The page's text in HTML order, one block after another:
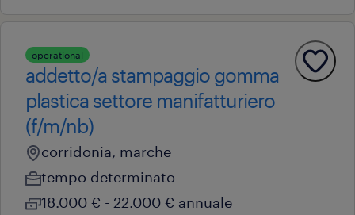
operational
addetto/a stampaggio gomma
plastica settore manifatturiero
(f/m/nb)
corridonia, marche
tempo determinato
18.000 € - 22.000 € annuale